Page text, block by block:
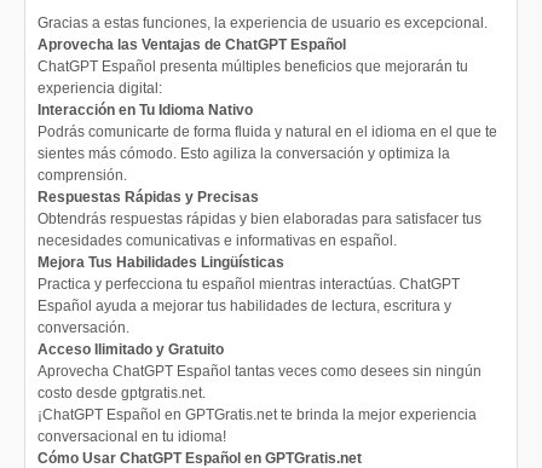
Gracias a estas funciones, la experiencia de usuario es excepcional.
Aprovecha las Ventajas de ChatGPT Español
ChatGPT Español presenta múltiples beneficios que mejorarán tu
experiencia digital:
Interacción en Tu Idioma Nativo
Podrás comunicarte de forma fluida y natural en el idioma en el que te
sientes más cómodo. Esto agiliza la conversación y optimiza la
comprensión.
Respuestas Rápidas y Precisas
Obtendrás respuestas rápidas y bien elaboradas para satisfacer tus
necesidades comunicativas e informativas en español.
Mejora Tus Habilidades Lingüísticas
Practica y perfecciona tu español mientras interactúas. ChatGPT
Español ayuda a mejorar tus habilidades de lectura, escritura y
conversación.
Acceso Ilimitado y Gratuito
Aprovecha ChatGPT Español tantas veces como desees sin ningún
costo desde gptgratis.net.
¡ChatGPT Español en GPTGratis.net te brinda la mejor experiencia
conversacional en tu idioma!
Cómo Usar ChatGPT Español en GPTGratis.net